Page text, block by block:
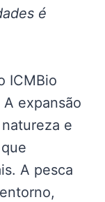
é
ICMBio
expansão
e
A pesca